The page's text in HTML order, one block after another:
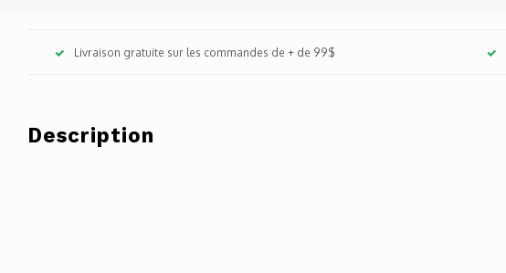
Livraison gratuite sur les commandes de + de 99$
Description